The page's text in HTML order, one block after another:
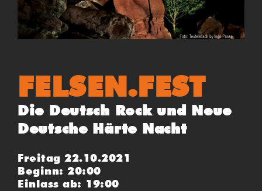
FELSEN.FEST
Die Deutsch Rock und Neue
Deutsche Härte Nacht
Freitag 22.10.2021
Beginn: 20:00
Einlass ab: 19:00